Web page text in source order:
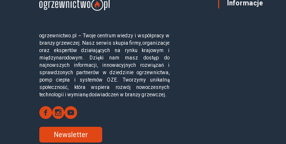
ogrzewnictwo.pl – Twoje centrum wiedzy i współpracy w
branży grzewczej. Nasz serwis skupia firmy, organizacje
oraz ekspertów działających na rynku krajowym i
międzynarodowym. Dzięki nam masz dostęp do
najnowszych informacji, innowacyjnych rozwiązań i
sprawdzonych partnerów w dziedzinie ogrzewnictwa,
pomp ciepła i systemów OZE. Tworzymy unikalną
społeczność, która wspiera rozwój nowoczesnych
technologii i wymianę doświadczeń w branży grzewczej.
Newsletter
Informacje